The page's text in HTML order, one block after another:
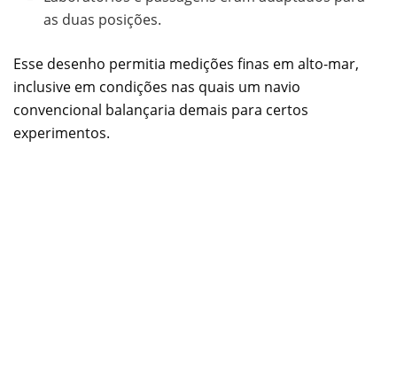
as duas posições.
Esse desenho permitia medições finas em alto-mar,
inclusive em condições nas quais um navio
convencional balançaria demais para certos
experimentos.